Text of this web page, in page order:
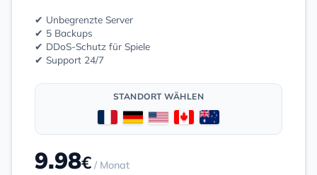
✔ Unbegrenzte Server
✔ 5 Backups
✔ DDoS-Schutz für Spiele
✔ Support 24/7
STANDORT WÄHLEN
9.98€ / Monat